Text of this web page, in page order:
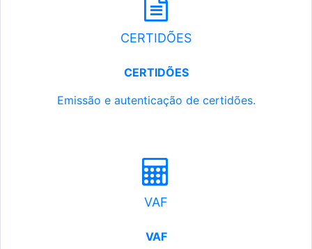
CERTIDÕES
CERTIDÕES
Emissão e autenticação de certidões.
VAF
VAF